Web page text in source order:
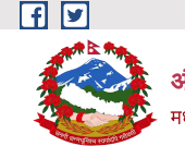
Skip to main content